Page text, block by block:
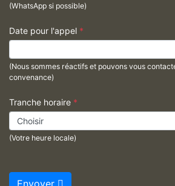
(WhatsApp si possible)
Date pour l'appel *
(Nous sommes réactifs et pouvons vous
convenance)
Tranche horaire *
(Votre heure locale)
Envoyer